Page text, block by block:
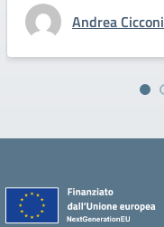
Andrea Cicconi